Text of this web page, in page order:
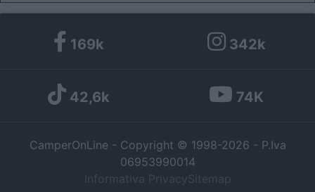
169k 342k
42,6k 74K
CamperOnLine - Copyright © 1998-2026 - P.Iva
06953990014
Informativa Privacy Sitemap